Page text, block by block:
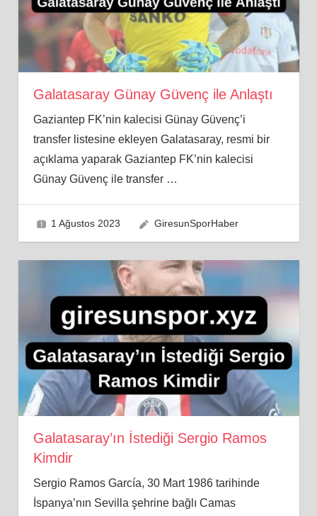
Galatasaray Günay Güvenç ile Anlaştı
Gaziantep FK’nin kalecisi Günay Güvenç’i
transfer listesine ekleyen Galatasaray, resmi bir
açıklama yaparak Gaziantep FK’nin kalecisi
Günay Güvenç ile transfer …
1 Ağustos 2023 GiresunSporHaber
Galatasaray’ın İstediği Sergio Ramos
Kimdir
Sergio Ramos García, 30 Mart 1986 tarihinde
İspanya’nın Sevilla şehrine bağlı Camas